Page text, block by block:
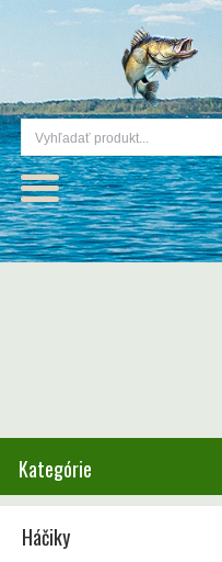
Kategórie
Háčiky